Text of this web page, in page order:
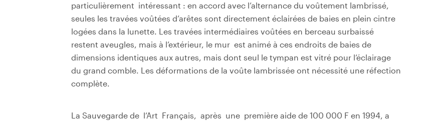
particulièrement intéressant : en accord avec l’alternance du voûtement lambrissé,
seules les travées voûtées d’arêtes sont directement éclairées de baies en plein cintre
logées dans la lunette. Les travées intermédiaires voûtées en berceau surbaissé
restent aveugles, mais à l’extérieur, le mur est animé à ces endroits de baies de
dimensions identiques aux autres, mais dont seul le tympan est vitré pour l’éclairage
du grand comble. Les déformations de la voûte lambrissée ont nécessité une réfection
complète.
La Sauvegarde de l’Art Français, après une première aide de 100 000 F en 1994, a